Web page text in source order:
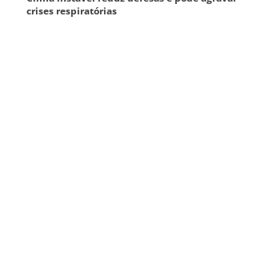
crises respiratórias